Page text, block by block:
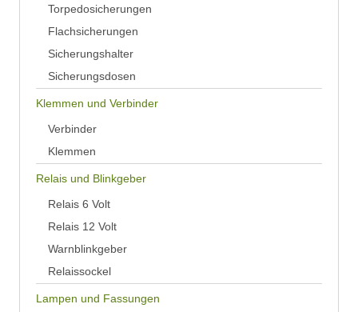
Torpedosicherungen
Flachsicherungen
Sicherungshalter
Sicherungsdosen
Klemmen und Verbinder
Verbinder
Klemmen
Relais und Blinkgeber
Relais 6 Volt
Relais 12 Volt
Warnblinkgeber
Relaissockel
Lampen und Fassungen